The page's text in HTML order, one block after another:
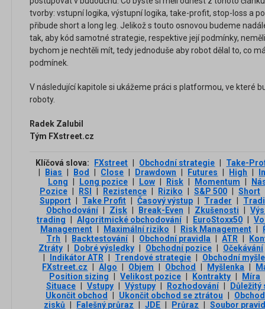
tvorby: vstupní logika, výstupní logika, take-profit, stop-loss a
přibude short a long leg. Jelikož s touto osnovou budeme
tak, aby kód samotné strategie, respektive její podmínky,
bychom je nechtěli mít, tedy jednoduše aby robot dělal to, co
podmínek.
V následující kapitole si ukážeme práci s platformou, ve které
roboty.
Radek Zalubil
Tým FXstreet.cz
Klíčová slova: FXstreet Obchodní strategie
Take-
Bias Bod Close Drawdown Futures High
Long
Long pozice Low Risk Momentum
Pozice
RSI Rezistence Riziko S&P 500
Short
Support
Take Profit Časový výstup Trader
Obchodování
Zisk Break-Even Zkušenosti
trading
Algoritmické obchodování EuroStoxx50
Management
Maximální riziko Risk Management
Trh
Backtestování Obchodní pravidla ATR
Ztráty
Dobré výsledky Obchodní pozice
Očekávání
Indikátor ATR Trendové strategie
Obchodní
FXstreet.cz
Algo Objem Obchod Myšlenka
Position sizing
Velikost pozice Kontrakty
Míra
Situace
Vstupy Výstupy Rozhodování
Důležitý
Ukončit obchod
Ukončit obchod se ztrátou
zisků
Falešný průraz JDE Průraz
Soubor